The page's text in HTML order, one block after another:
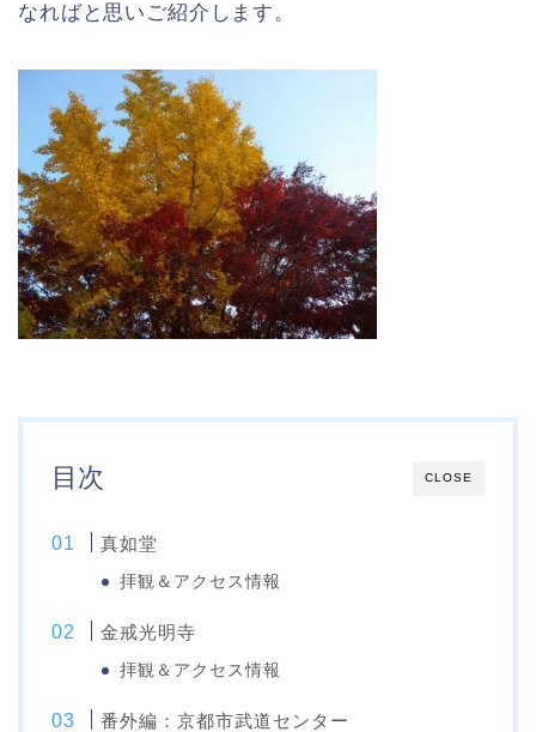
なればと思いご紹介します。
CLOSE
目次
真如堂
拝観＆アクセス情報
金戒光明寺
拝観＆アクセス情報
番外編：京都市武道センター